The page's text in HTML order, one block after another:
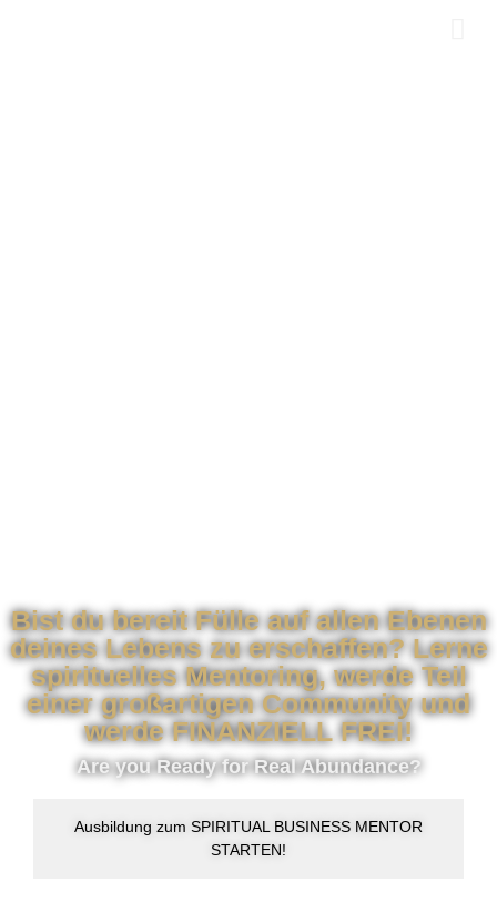
Bist du bereit Fülle auf allen Ebenen
deines Lebens zu erschaffen? Lerne
spirituelles Mentoring, werde Teil
einer großartigen Community und
werde FINANZIELL FREI!
Are you Ready for Real Abundance?
Ausbildung zum SPIRITUAL BUSINESS MENTOR
STARTEN!